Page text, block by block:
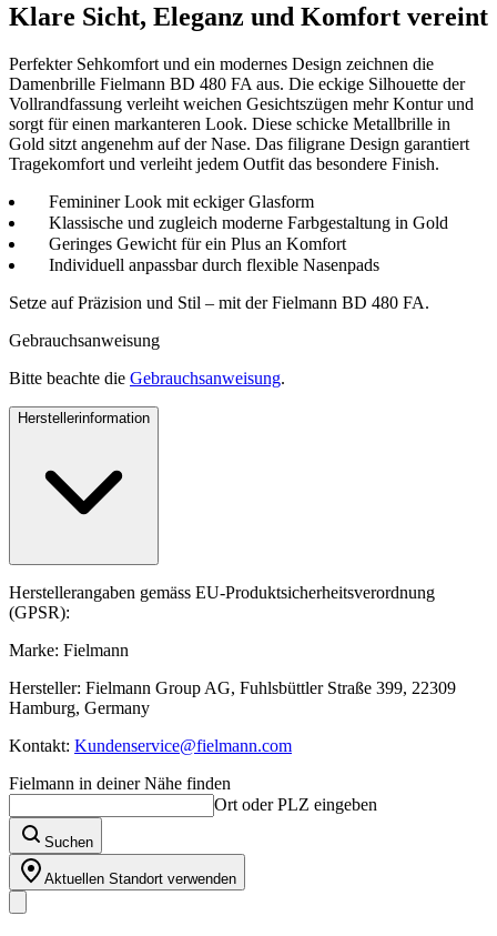
Klare Sicht, Eleganz und Komfort vereint
Perfekter Sehkomfort und ein modernes Design zeichnen die
Damenbrille Fielmann BD 480 FA aus. Die eckige Silhouette der
Vollrandfassung verleiht weichen Gesichtszügen mehr Kontur und
sorgt für einen markanteren Look. Diese schicke Metallbrille in
Gold sitzt angenehm auf der Nase. Das filigrane Design garantiert
Tragekomfort und verleiht jedem Outfit das besondere Finish.
Femininer Look mit eckiger Glasform
Klassische und zugleich moderne Farbgestaltung in Gold
Geringes Gewicht für ein Plus an Komfort
Individuell anpassbar durch flexible Nasenpads
Setze auf Präzision und Stil – mit der Fielmann BD 480 FA.
Gebrauchsanweisung
Bitte beachte die Gebrauchsanweisung.
Herstellerinformation
Herstellerangaben gemäss EU-Produktsicherheitsverordnung
(GPSR):
Marke: Fielmann
Hersteller: Fielmann Group AG, Fuhlsbüttler Straße 399, 22309
Hamburg, Germany
Kontakt: Kundenservice@fielmann.com
Fielmann in deiner Nähe finden
Ort oder PLZ eingeben
Suchen
Aktuellen Standort verwenden